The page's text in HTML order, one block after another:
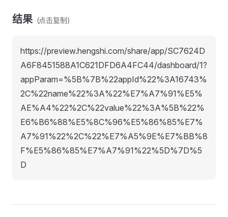
结果 (点击复制)
https://preview.hengshi.com/share/app/SC7624D
A6F8451588A1C621DFD6A4FC44/dashboard/1?
appParam=%5B%7B%22appId%22%3A16743%
2C%22name%22%3A%22%E7%A7%91%E5%
AE%A4%22%2C%22value%22%3A%5B%22%
E6%B6%88%E5%8C%96%E5%86%85%E7%
A7%91%22%2C%22%E7%A5%9E%E7%BB%8
F%E5%86%85%E7%A7%91%22%5D%7D%5
D